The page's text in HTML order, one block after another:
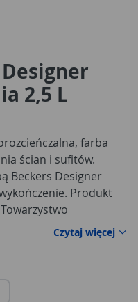
2,5 L
farba
ścian i sufitów.
Beckers Designer
Produkt
odporną na mycie
wyróżnia się
Wydziela
i schnięcia.
chlapie w trakcie
Czytaj więcej